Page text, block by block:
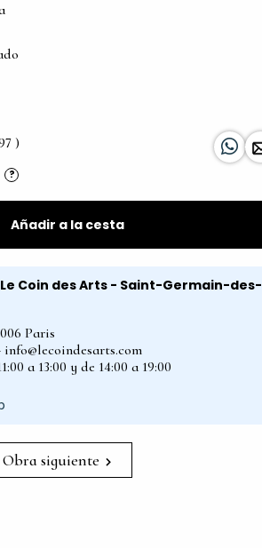
)
?
Añadir a la cesta
Le Coin des Arts - Saint-Germain-des-
Paris
info@lecoindesarts.com
a 13:00 y de 14:00 a 19:00
Obra siguiente